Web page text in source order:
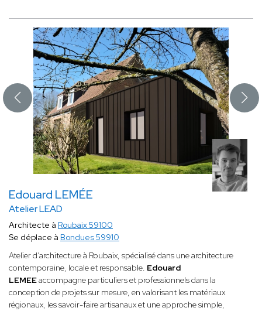
Edouard LEMÉE
Atelier LEAD
Architecte à Roubaix 59100
Se déplace à Bondues 59910
Atelier d’architecture à Roubaix, spécialisé dans une architecture
contemporaine, locale et responsable. Edouard
LEMEEaccompagne particuliers et professionnels dans la
conception de projets sur mesure, en valorisant les matériaux
régionaux, les savoir-faire artisanaux et une approche simple,